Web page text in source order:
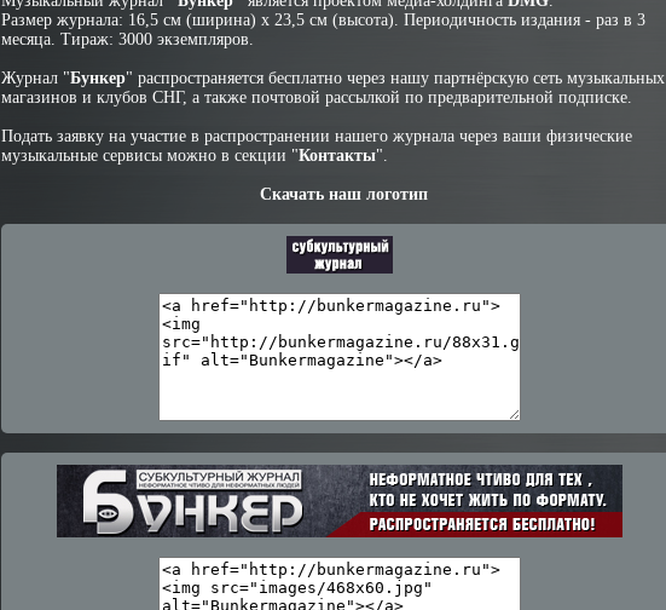
Размер журнала: 16,5 см (ширина) х 23,5 см (высота). Периодичность издания - раз в 3
месяца. Тираж: 3000 экземпляров.
Журнал "Бункер" распространяется бесплатно через нашу партнёрскую сеть музыкальных
магазинов и клубов СНГ, а также почтовой рассылкой по предварительной подписке.
Подать заявку на участие в распространении нашего журнала через ваши физические
музыкальные сервисы можно в секции "Контакты".
Скачать наш логотип